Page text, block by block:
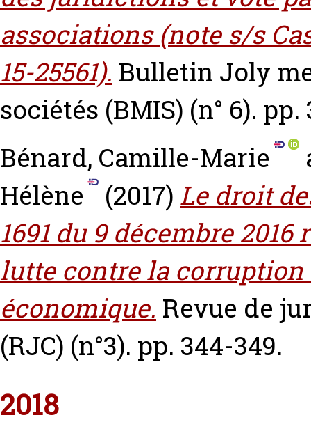
associations (note s/s
15-25561). Bulletin Joly
sociétés (BMIS) (n° 6).
Bénard, Camille-Marie
Hélène
(2017) Le droit
1691 du 9 décembre
lutte contre la
économique. Revue de
(RJC) (n°3). pp. 344-349.
2018